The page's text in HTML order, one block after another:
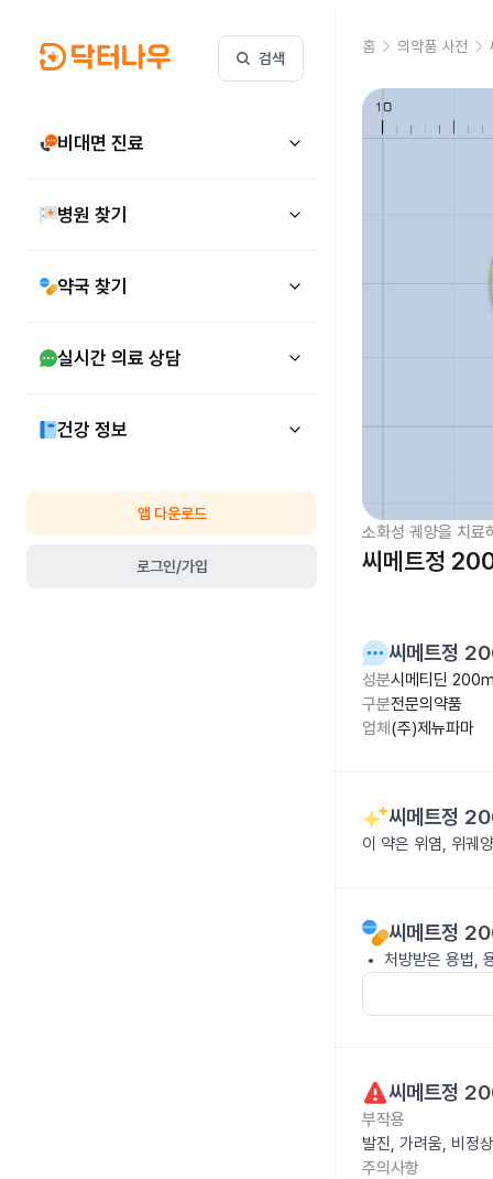
검색
비대면 진료
병원 찾기
약국 찾기
실시간 의료 상담
건강 정보
앱 다운로드
로그인/가입
홈 의약품 사전
소화성 궤양을 치료
씨메트정
씨메트정
성분시메티딘
구분전문의약품
업체 (주)제뉴파마
씨메트정
이 약은 위염, 위궤
씨메트정
처방받은 용법,
씨메트정
부작용
발진, 가려움, 비정
주의사항